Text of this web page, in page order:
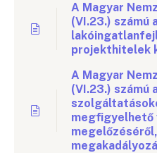
A Magyar
(VI.23.) számú
projekthitelek
A Magyar
(VI.23.) számú
megfigyelhető